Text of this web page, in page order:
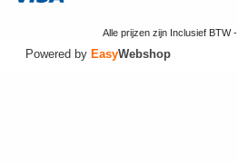
Alle prijzen zijn Inclusief BTW -
Powered by EasyWebshop